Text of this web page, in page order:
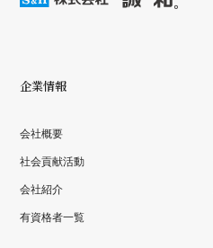
企業情報
会社概要
社会貢献活動
会社紹介
有資格者一覧